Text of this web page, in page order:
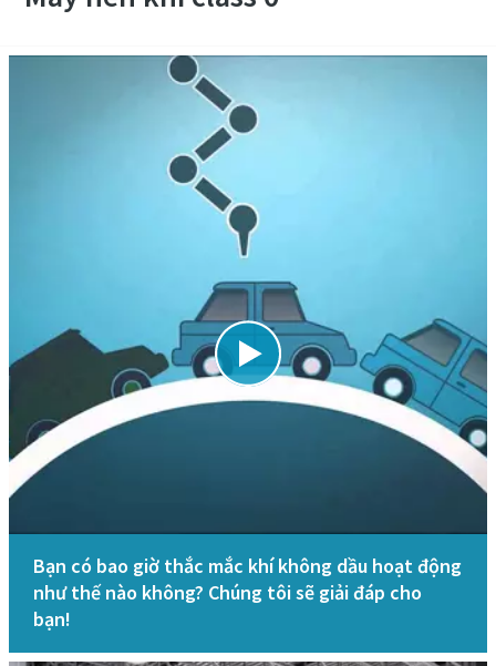
Bạn có bao giờ thắc mắc khí không dầu hoạt động
như thế nào không? Chúng tôi sẽ giải đáp cho
bạn!